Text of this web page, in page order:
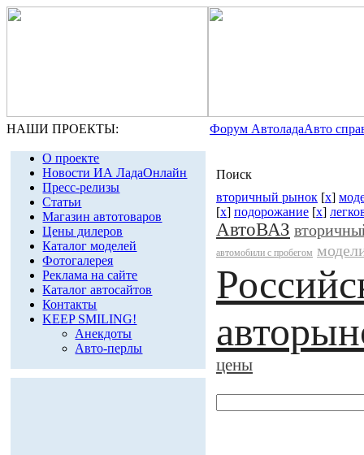
НАШИ ПРОЕКТЫ: Форум АвтоладаАвто
О проекте
Новости ИА ЛадаОнлайн
Пресс-релизы
Статьи
Магазин автотоваров
Цены дилеров
Каталог моделей
Фотогалерея
Реклама на сайте
Каталог автосайтов
Контакты
KEEP SMILING!
Анекдоты
Авто-перлы
Поиск
вторичный рынок [x]
[x] подорожание [x]
АвтоВАЗ
автомобили с пробегом
цены